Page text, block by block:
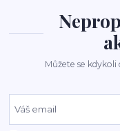
Můžete se kdykoli